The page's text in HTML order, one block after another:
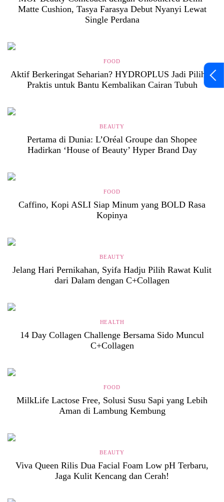
Matte Cushion, Tasya Farasya Debut Nyanyi Lewat
Single Perdana
FOOD
Aktif Berkeringat Seharian? HYDROPLUS Jadi Pilihan
Praktis untuk Bantu Kembalikan Cairan Tubuh
BEAUTY
Pertama di Dunia: L’Oréal Groupe dan Shopee
Hadirkan ‘House of Beauty’ Hyper Brand Day
FOOD
Caffino, Kopi ASLI Siap Minum yang BOLD Rasa
Kopinya
BEAUTY
Jelang Hari Pernikahan, Syifa Hadju Pilih Rawat Kulit
dari Dalam dengan C+Collagen
HEALTH
14 Day Collagen Challenge Bersama Sido Muncul
C+Collagen
FOOD
MilkLife Lactose Free, Solusi Susu Sapi yang Lebih
Aman di Lambung Kembung
BEAUTY
Viva Queen Rilis Dua Facial Foam Low pH Terbaru,
Jaga Kulit Kencang dan Cerah!